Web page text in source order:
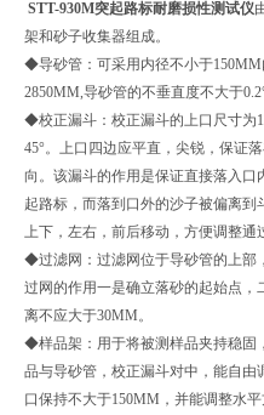
STT-930M突起路标耐磨损性测试仪
架和砂子收集器组成。
◆导砂管：可采用内径不小于
2850MM,导砂管的不垂直度不大于0.2°
◆校正漏斗：校正漏斗的上口尺寸为
45°。上口四边应平直，尖锐，保证
向。该漏斗的作用是保证直接落入
起路标，而落到口外的沙子被偏离
上下，左右，前后移动，方便调整通
◆过滤网：过滤网位于导砂管的上部
过网的作用一是确立落砂的起始点
离不应大于30MM。
◆样品架：用于将被测样品夹持稳固
品与导砂管，校正漏斗对中，能自
口保持不大于150MM，并能调整水